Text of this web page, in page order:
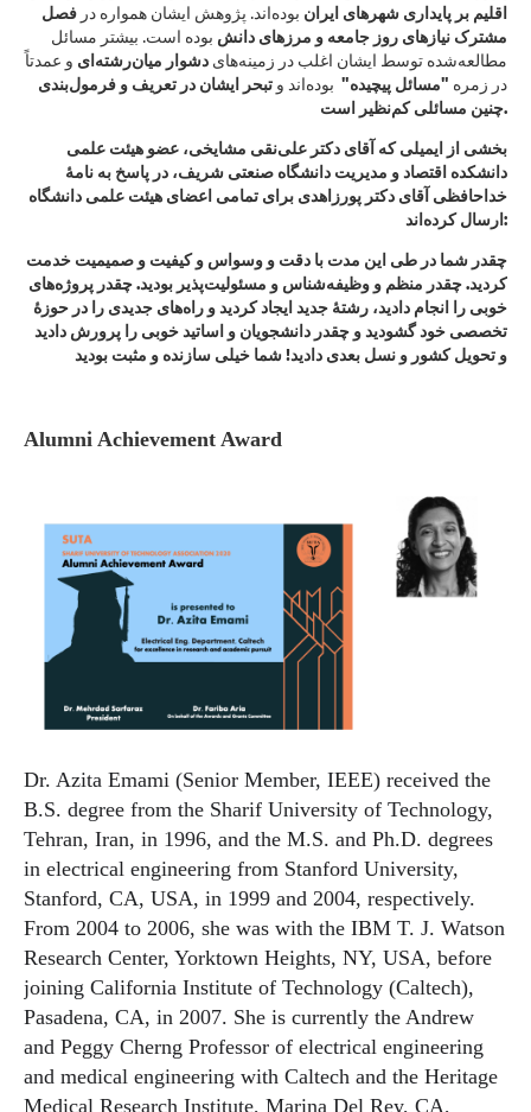
اقلیم بر پایداری شهرهای ایران بوده‌اند. پژوهش ایشان همواره در فصل
مشترک نیازهای روز جامعه و مرزهای دانش بوده است. بیشتر مسائل
مطالعه‌شده توسط ایشان اغلب در زمینه‌های دشوار میان‌رشته‌ای و عمدتاً
در زمره "مسائل پیچیده" بوده‌اند و تبحر ایشان در تعریف و فرمول‌بندی
چنین مسائلی کم‌نظیر است.
بخشی از ایمیلی که آقای دکتر علی‌نقی مشایخی، عضو هیئت علمی
دانشکده اقتصاد و مدیریت دانشگاه صنعتی شریف، در پاسخ به نامهٔ
خداحافظی آقای دکتر پورزاهدی برای تمامی اعضای هیئت علمی دانشگاه
ارسال کرده‌اند:
چقدر شما در طی این مدت با دقت و وسواس و کیفیت و صمیمیت خدمت
کردید. چقدر منظم و وظیفه‌شناس و مسئولیت‌پذیر بودید. چقدر پروژه‌های
خوبی را انجام دادید، رشتهٔ جدید ایجاد کردید و راه‌های جدیدی را در حوزهٔ
تخصصی خود گشودید و چقدر دانشجویان و اساتید خوبی را پرورش دادید
و تحویل کشور و نسل بعدی دادید! شما خیلی سازنده و مثبت بودید
Alumni Achievement Award
Dr. Azita Emami (Senior Member, IEEE) received the
B.S. degree from the Sharif University of Technology,
Tehran, Iran, in 1996, and the M.S. and Ph.D. degrees
in electrical engineering from Stanford University,
Stanford, CA, USA, in 1999 and 2004, respectively.
From 2004 to 2006, she was with the IBM T. J. Watson
Research Center, Yorktown Heights, NY, USA, before
joining California Institute of Technology (Caltech),
Pasadena, CA, in 2007. She is currently the Andrew
and Peggy Cherng Professor of electrical engineering
and medical engineering with Caltech and the Heritage
Medical Research Institute, Marina Del Rey, CA,